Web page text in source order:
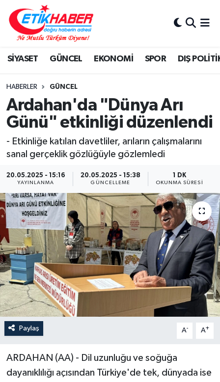
SİYASET GÜNCEL EKONOMİ SPOR DIŞ
HABERLER GÜNCEL
Ardahan'da "Dünya Arı
Günü" etkinliği düzenlendi
- Etkinliğe katılan davetliler, arıların çalışmalarını
sanal gerçeklik gözlüğüyle gözlemledi
20.05.2025 - 15:16
YAYINLANMA
20.05.2025 - 15:38
GÜNCELLEME
1 DK
OKUNMA SÜRESI
Paylaş A- A+
ARDAHAN (AA) - Dil uzunluğu ve soğuğa
dayanıklılığı açısından Türkiye'de tek, dünyada ise
BİLİM-TEKNOLOJİ
DIŞ POLİTİKA
DÜNYA
EĞİTİM GENÇLİK
EKONOMİ
KÜLTÜR-SANAT-MAGAZİN
MEDYA
ÖZEL HABER
RÖPORTAJLAR
SAĞLIK
SİYASET
GÜNCEL
SPOR
Nöbetçi Eczaneler
Hava Durumu
İstanbul Namaz Vakitleri
Trafik Durumu
Süper Lig Puan Durumu ve Fikstür
Son Dakika Haberleri
Haber Arşivi